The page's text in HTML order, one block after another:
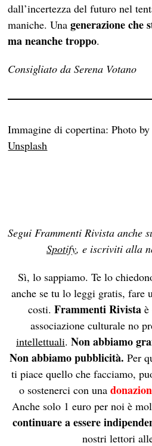
dall’incertezza del futuro nel
maniche. Unagenerazione che
ma neanche troppo.
Consigliato da Serena Votano
Immagine di copertina: Photo
Unsplash
Segui Frammenti Rivista anche
Spotify, e iscriviti alla
Sì, lo sappiamo. Te lo
anche se tu lo leggi gratis, fare
costi.Frammenti Rivista
associazione culturale no
intellettuali. Non abbiamo
Non abbiamo pubblicità. Per
ti piace quello che facciamo,
o sostenerci con una
Anche solo 1 euro per noi è
continuare a essere
nostri lettori